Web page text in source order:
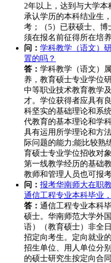
2年以上，达到与大学
承认学历的本科结业生
考；（5）已获硕士、
须在报名前征得所在培
问： 学科教学（语文）
置的吗？
答： 学科教学（语文）
养，教育硕士专业学位
中等职业技术教育教学
才。学位获得者应具有
科坚实的基础理论和系
代教育的基本理论和学
具有运用所学理论和方
际问题的能力;能比较熟
育硕士专业学位招收对
第一线教学经历的基础
教师和管理人员也可报考
问： 报考华南师大在职
通信工程专业本科毕业
答： 通信工程专业本科
硕士。华南师范大学外
语）（教育硕士）非全
招定向考生。定向就业
招生单位、用人单位分
的硕士研究生按定向合